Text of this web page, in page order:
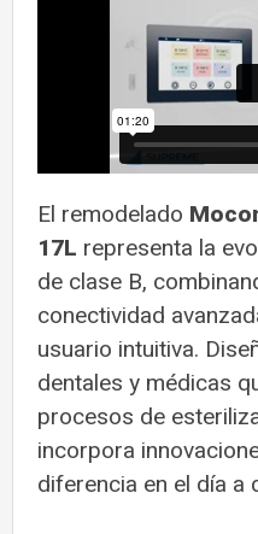
El remodelado
17L representa la
de clase B,
conectividad
usuario intuitiva.
dentales y médicas
procesos de
incorpora
diferencia en el día a